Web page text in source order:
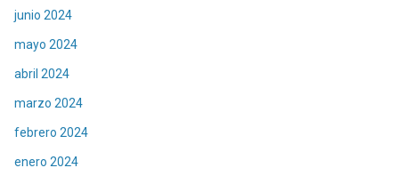
junio 2024
mayo 2024
abril 2024
marzo 2024
febrero 2024
enero 2024